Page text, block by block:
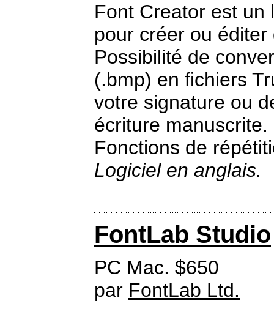
Font Creator est un
pour créer ou
Possibilité de
(.bmp) en fichiers
votre signature ou
écriture manuscrite.
Fonctions de
Logiciel en anglais.
FontLab Studio
PC Mac. $650
par FontLab Ltd.